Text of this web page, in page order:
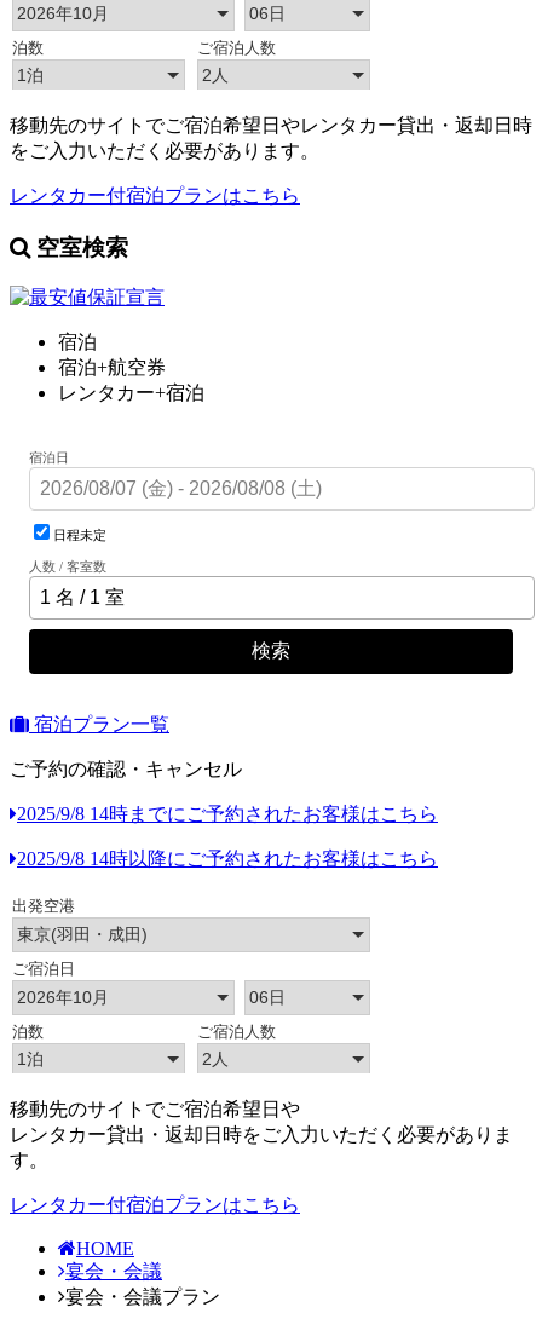
移動先のサイトでご宿泊希望日やレンタカー貸出・返却日時
をご入力いただく必要があります。
レンタカー付宿泊プランはこちら
空室検索
宿泊
宿泊+航空券
レンタカー+宿泊
宿泊日
日程未定
人数 / 客室数
検索
宿泊プラン一覧
ご予約の確認・キャンセル
2025/9/8 14時までにご予約されたお客様はこちら
2025/9/8 14時以降にご予約されたお客様はこちら
移動先のサイトでご宿泊希望日や
レンタカー貸出・返却日時をご入力いただく必要がありま
す。
レンタカー付宿泊プランはこちら
HOME
宴会・会議
宴会・会議プラン